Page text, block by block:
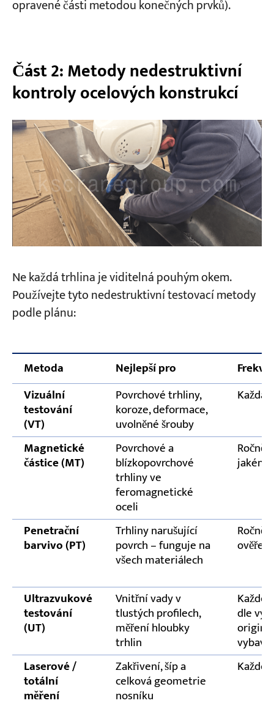
opravené části metodou konečných prvků).
Část 2: Metody nedestruktivní
kontroly ocelových konstrukcí
Ne každá trhlina je viditelná pouhým okem.
Používejte tyto nedestruktivní testovací metody
podle plánu:
Metoda Nejlepší pro
Vizuální
testování
(VT)
Povrchové trhliny,
koroze, deformace,
uvolněné šrouby
Každá
Magnetické
částice (MT)
Povrchové a
blízkopovrchové
trhliny ve
feromagnetické
oceli
Ročně
Penetrační
barvivo (PT)
Trhliny narušující
povrch – funguje na
všech materiálech
Ročně
Ultrazvukové
testování
(UT)
Vnitřní vady v
tlustých profilech,
měření hloubky
trhlin
Každé
dle
Laserové /
totální
měření
Zakřivení, šíp a
celková geometrie
nosníku